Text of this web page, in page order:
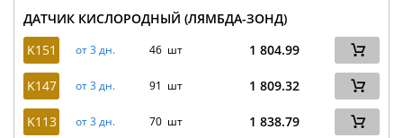
ДАТЧИК КИСЛОРОДНЫЙ (ЛЯМБДА-ЗОНД)
K151
от 3 дн. 46 шт 1 804.99
K147 от 3 дн. 91 шт 1 809.32
K113 от 3 дн. 70 шт 1 838.79